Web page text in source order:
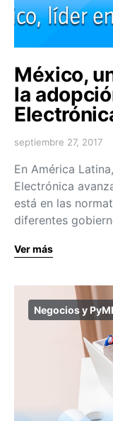
México,
la
septiembre 27, 2017
En América
Electrónica
está en las
diferentes
Ver más
Negocios y